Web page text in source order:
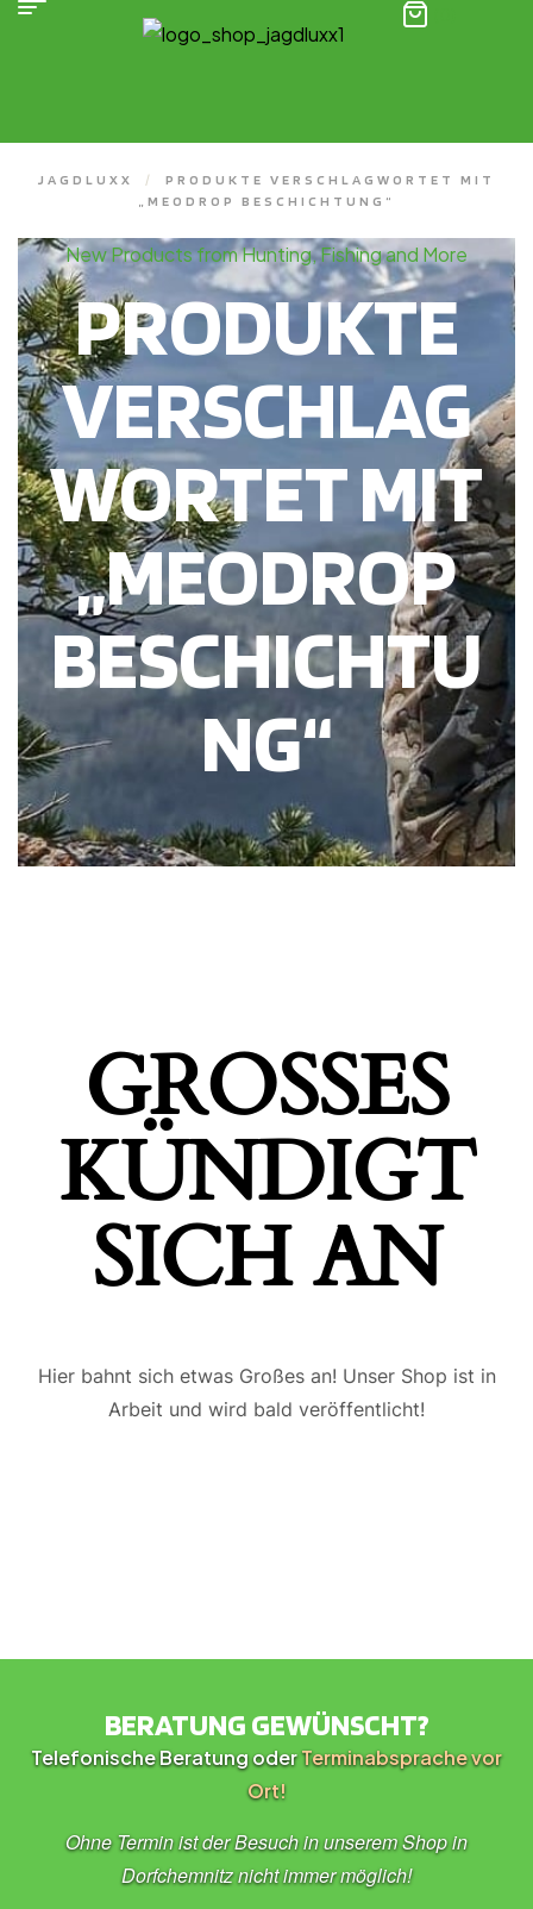
JAGDLUXX /
PRODUKTE VERSCHLAGWORTET MIT
„MEODROP BESCHICHTUNG“
New Products from Hunting, Fishing and More
PRODUKTE
VERSCHLAG
WORTET MIT
„MEODROP
BESCHICHTU
NG“
GROSSES K
ÜNDIGT S
ICH AN
Hier bahnt sich etwas Großes an! Unser Shop ist in
Arbeit und wird bald veröffentlicht!
BERATUNG GEWÜNSCHT?
Telefonische Beratung oderTerminabsprache vor
Ort!
Ohne Termin ist der Besuch in unserem Shop in
Dorfchemnitz nicht immer möglich!